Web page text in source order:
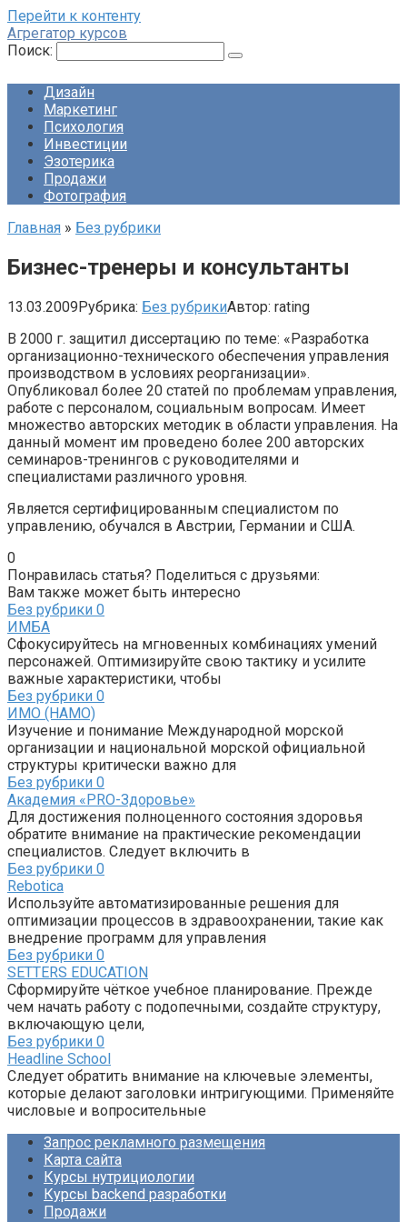
Перейти к контенту
Агрегатор курсов
Поиск:
Дизайн
Маркетинг
Психология
Инвестиции
Эзотерика
Продажи
Фотография
Главная » Без рубрики
Бизнес-тренеры и консультанты
13.03.2009Рубрика: Без рубрикиАвтор: rating
В 2000 г. защитил диссертацию по теме: «Разработка
организационно-технического обеспечения управления
производством в условиях реорганизации».
Опубликовал более 20 статей по проблемам управления,
работе с персоналом, социальным вопросам. Имеет
множество авторских методик в области управления. На
данный момент им проведено более 200 авторских
семинаров-тренингов с руководителями и
специалистами различного уровня.
Является сертифицированным специалистом по
управлению, обучался в Австрии, Германии и США.
0
Понравилась статья? Поделиться с друзьями:
Вам также может быть интересно
Без рубрики 0
ИМБА
Сфокусируйтесь на мгновенных комбинациях умений
персонажей. Оптимизируйте свою тактику и усилите
важные характеристики, чтобы
Без рубрики 0
ИМО (НАМО)
Изучение и понимание Международной морской
организации и национальной морской официальной
структуры критически важно для
Без рубрики 0
Академия «PRO-Здоровье»
Для достижения полноценного состояния здоровья
обратите внимание на практические рекомендации
специалистов. Следует включить в
Без рубрики 0
Rebotica
Используйте автоматизированные решения для
оптимизации процессов в здравоохранении, такие как
внедрение программ для управления
Без рубрики 0
SETTERS EDUCATION
Сформируйте чёткое учебное планирование. Прежде
чем начать работу с подопечными, создайте структуру,
включающую цели,
Без рубрики 0
Headline School
Следует обратить внимание на ключевые элементы,
которые делают заголовки интригующими. Применяйте
числовые и вопросительные
Запрос рекламного размещения
Карта сайта
Курсы нутрициологии
Курсы backend разработки
Продажи